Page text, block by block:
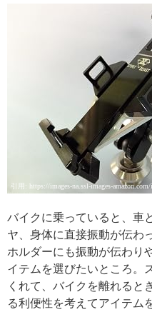
引用: https://images-na.ssl-images-
バイクに乗っていると、車
ヤ、身体に直接振動が伝わ
ホルダーにも振動が伝わり
イテムを選びたいところ。
くれて、バイクを離れると
る利便性を考えてアイテム